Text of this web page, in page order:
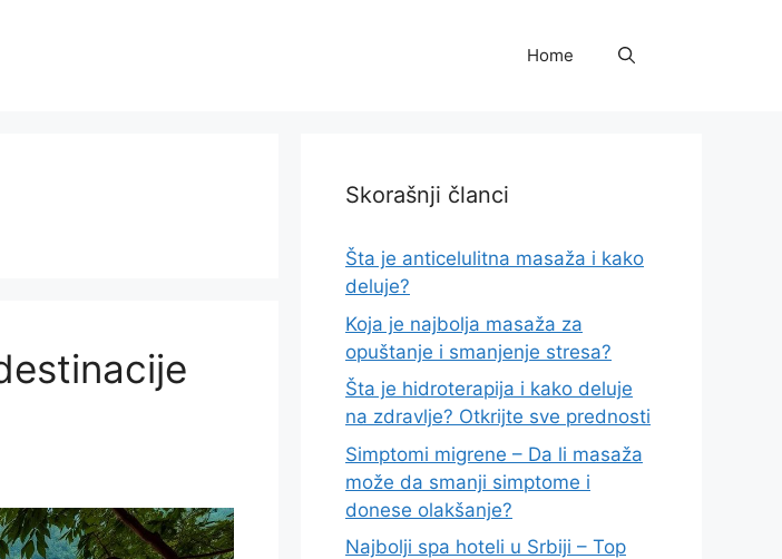
Home
Skorašnji članci
Šta je anticelulitna masaža i kako
deluje?
Koja je najbolja masaža za
opuštanje i smanjenje stresa?
Šta je hidroterapija i kako deluje
na zdravlje? Otkrijte sve prednosti
Simptomi migrene – Da li masaža
može da smanji simptome i
donese olakšanje?
Najbolji spa hoteli u Srbiji – Top